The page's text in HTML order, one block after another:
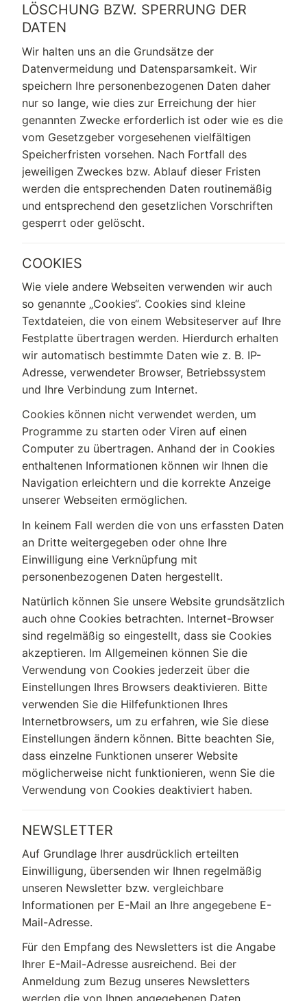
LÖSCHUNG BZW. SPERRUNG DER
DATEN
Wir halten uns an die Grundsätze der
Datenvermeidung und Datensparsamkeit. Wir
speichern Ihre personenbezogenen Daten daher
nur so lange, wie dies zur Erreichung der hier
genannten Zwecke erforderlich ist oder wie es die
vom Gesetzgeber vorgesehenen vielfältigen
Speicherfristen vorsehen. Nach Fortfall des
jeweiligen Zweckes bzw. Ablauf dieser Fristen
werden die entsprechenden Daten routinemäßig
und entsprechend den gesetzlichen Vorschriften
gesperrt oder gelöscht.
COOKIES
Wie viele andere Webseiten verwenden wir auch
so genannte „Cookies“. Cookies sind kleine
Textdateien, die von einem Websiteserver auf Ihre
Festplatte übertragen werden. Hierdurch erhalten
wir automatisch bestimmte Daten wie z. B. IP-
Adresse, verwendeter Browser, Betriebssystem
und Ihre Verbindung zum Internet.
Cookies können nicht verwendet werden, um
Programme zu starten oder Viren auf einen
Computer zu übertragen. Anhand der in Cookies
enthaltenen Informationen können wir Ihnen die
Navigation erleichtern und die korrekte Anzeige
unserer Webseiten ermöglichen.
In keinem Fall werden die von uns erfassten Daten
an Dritte weitergegeben oder ohne Ihre
Einwilligung eine Verknüpfung mit
personenbezogenen Daten hergestellt.
Natürlich können Sie unsere Website grundsätzlich
auch ohne Cookies betrachten. Internet-Browser
sind regelmäßig so eingestellt, dass sie Cookies
akzeptieren. Im Allgemeinen können Sie die
Verwendung von Cookies jederzeit über die
Einstellungen Ihres Browsers deaktivieren. Bitte
verwenden Sie die Hilfefunktionen Ihres
Internetbrowsers, um zu erfahren, wie Sie diese
Einstellungen ändern können. Bitte beachten Sie,
dass einzelne Funktionen unserer Website
möglicherweise nicht funktionieren, wenn Sie die
Verwendung von Cookies deaktiviert haben.
NEWSLETTER
Auf Grundlage Ihrer ausdrücklich erteilten
Einwilligung, übersenden wir Ihnen regelmäßig
unseren Newsletter bzw. vergleichbare
Informationen per E-Mail an Ihre angegebene E-
Mail-Adresse.
Für den Empfang des Newsletters ist die Angabe
Ihrer E-Mail-Adresse ausreichend. Bei der
Anmeldung zum Bezug unseres Newsletters